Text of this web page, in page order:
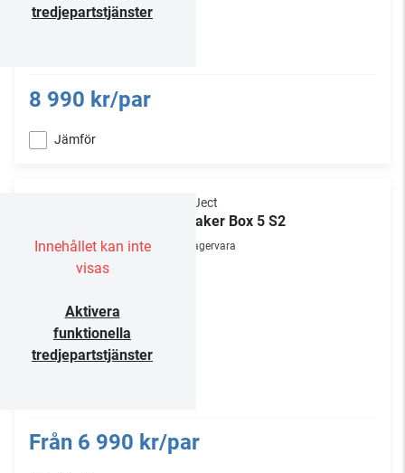
tredjepartstjänster
8 990 kr/par
Jämför
Innehållet kan inte
visas
Aktivera
funktionella
tredjepartstjänster
Pro-Ject
Speaker Box 5 S2
Lagervara
Från 6 990 kr/par